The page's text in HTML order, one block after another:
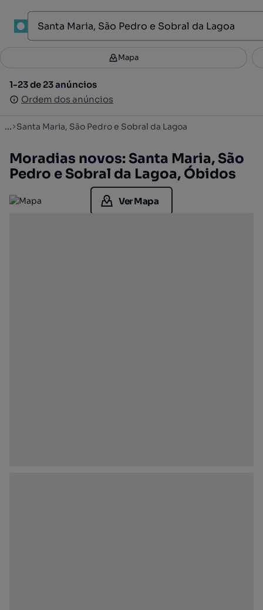
Filtros 3
1-23 de 23 anúncios
Ordem dos anúncios
Mapa
1-23 de 23 anúncios
Ordem dos anúncios
... Santa Maria, São Pedro e Sobral da Lagoa
Moradias novos: Santa Maria, São
Pedro e Sobral da Lagoa, Óbidos
Ver Mapa